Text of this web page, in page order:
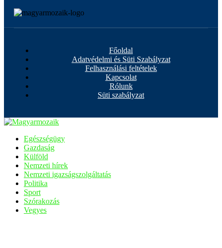
Főoldal
Adatvédelmi és Süti Szabályzat
Felhasználási feltételek
Kapcsolat
Rólunk
Süti szabályzat
Egészségügy
Gazdaság
Külföld
Nemzeti hírek
Nemzeti igazságszolgáltatás
Politika
Sport
Szórakozás
Vegyes